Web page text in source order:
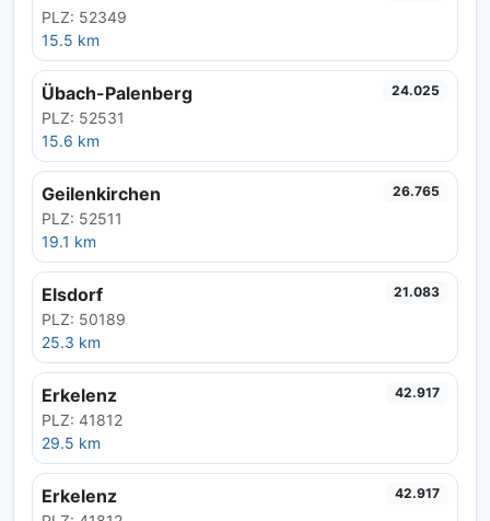
PLZ: 52349
15.5 km
Übach-Palenberg
PLZ: 52531
15.6 km
24.025
Geilenkirchen
PLZ: 52511
19.1 km
26.765
Elsdorf
PLZ: 50189
25.3 km
21.083
Erkelenz
PLZ: 41812
29.5 km
42.917
Erkelenz 42.917